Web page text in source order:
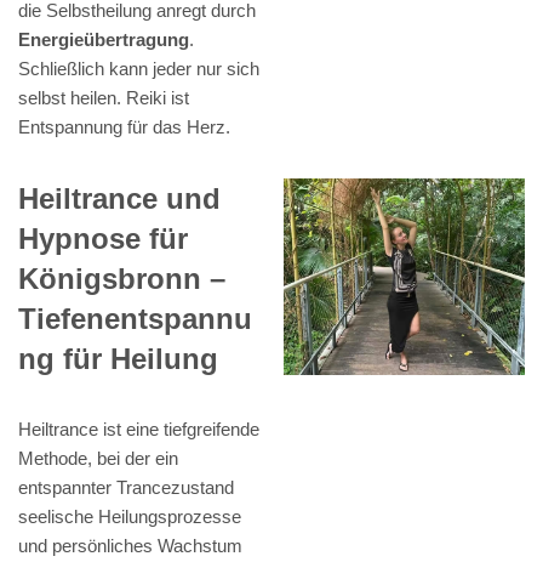
die Selbstheilung anregt durch
Energieübertragung.
Schließlich kann jeder nur sich
selbst heilen. Reiki ist
Entspannung für das Herz.
Heiltrance und
Hypnose für
Königsbronn –
Tiefenentspannu
ng für Heilung
Heiltrance ist eine tiefgreifende
Methode, bei der ein
entspannter Trancezustand
seelische Heilungsprozesse
und persönliches Wachstum